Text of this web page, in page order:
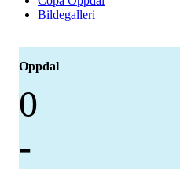
Bildegalleri
Oppdal
0
-